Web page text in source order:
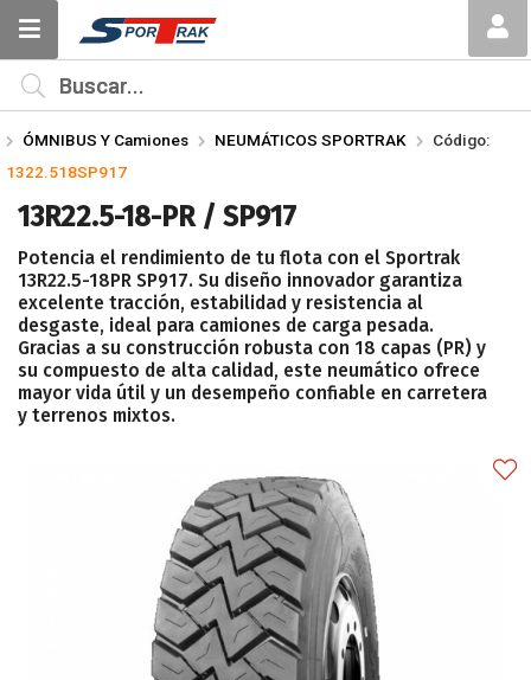
Compartir por email
Enviar
MI COMPRA
ÓMNIBUS Y Camiones NEUMÁTICOS SPORTRAK
Código:
1322.518SP917
13R22.5-18-PR / SP917
Potencia el rendimiento de tu flota con el Sportrak
13R22.5-18PR SP917. Su diseño innovador garantiza
excelente tracción, estabilidad y resistencia al
desgaste, ideal para camiones de carga pesada.
Gracias a su construcción robusta con 18 capas (PR) y
su compuesto de alta calidad, este neumático ofrece
mayor vida útil y un desempeño confiable en carretera
y terrenos mixtos.